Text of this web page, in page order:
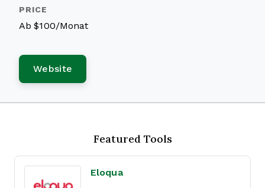
Ab $100/Monat
Website
Featured Tools
Eloqua